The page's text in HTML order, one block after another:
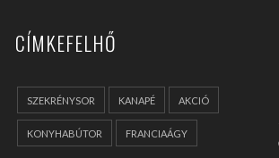
CÍMKEFELHŐ
SZEKRÉNYSOR KANAPÉ AKCIÓ
KONYHABÚTOR FRANCIAÁGY